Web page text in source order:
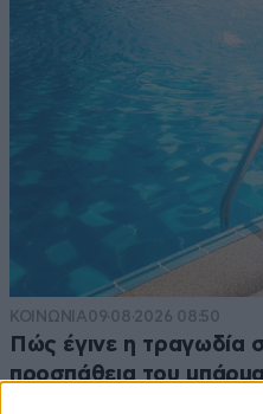
ΚΟΙΝΩΝΙΑ09·08·2026 08:50
Πώς έγινε η τραγωδία
προσπάθεια του